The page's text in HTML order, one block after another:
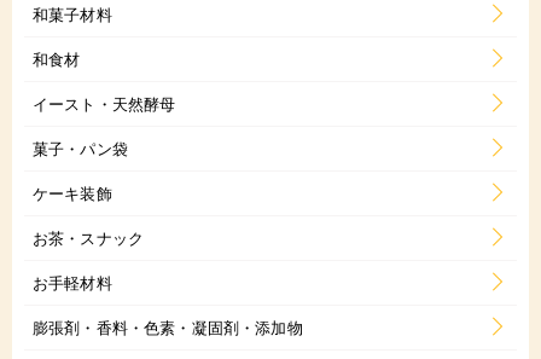
和菓子材料
和食材
イースト・天然酵母
菓子・パン袋
ケーキ装飾
お茶・スナック
お手軽材料
膨張剤・香料・色素・凝固剤・添加物